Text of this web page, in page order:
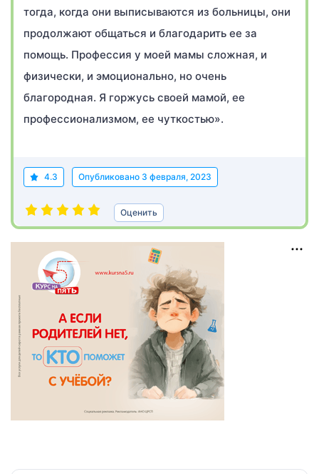
тогда, когда они выписываются из больницы, они
продолжают общаться и благодарить ее за
помощь. Профессия у моей мамы сложная, и
физически, и эмоционально, но очень
благородная. Я горжусь своей мамой, ее
профессионализмом, ее чуткостью».
4.3 Опубликовано 3 февраля, 2023
Оценить